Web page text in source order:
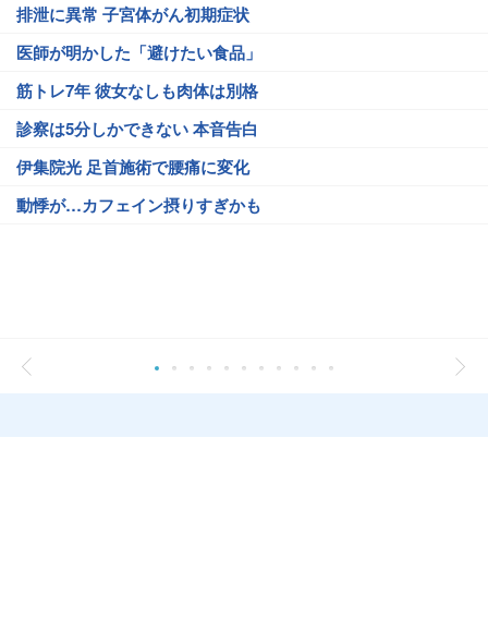
排泄に異常 子宮体がん初期症状
医師が明かした「避けたい食品」
筋トレ7年 彼女なしも肉体は別格
診察は5分しかできない 本音告白
伊集院光 足首施術で腰痛に変化
動悸が…カフェイン摂りすぎかも